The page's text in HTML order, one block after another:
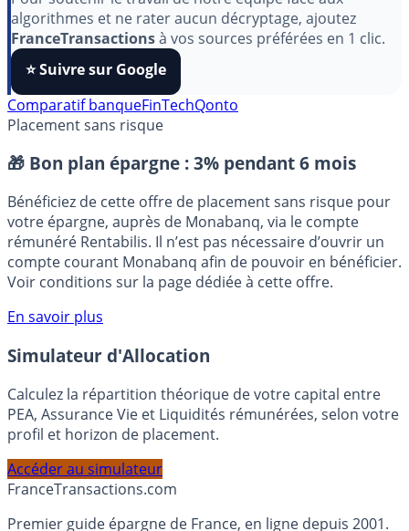
Pour soutenir le travail de notre équipe face aux
algorithmes et ne rater aucun décryptage, ajoutez
FranceTransactionsà vos sources préférées en 1 clic.
⭐️ Suivre sur Google
Comparatif banqueFinTech
Placement sans risque
🎁 Bon plan épargne : 3% pendant 6 mois
Bénéficiez de cette offre de placement sans risque pour
votre épargne, auprès de Monabanq, via le compte
rémunéré Rentabilis. Il n’est pas nécessaire d’ouvrir un
compte courant Monabanq afin de pouvoir en bénéficier.
Voir conditions sur la page dédiée à cette offre.
En savoir plus
Simulateur d'Allocation
Calculez la répartition théorique de votre capital entre
PEA, Assurance Vie et Liquidités rémunérées, selon votre
profil et horizon de placement.
Accéder au simulateur
FranceTransactions.com